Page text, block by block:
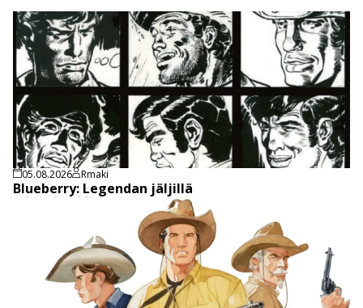
05.08.2026 Rmaki
Blueberry: Legendan jäljillä